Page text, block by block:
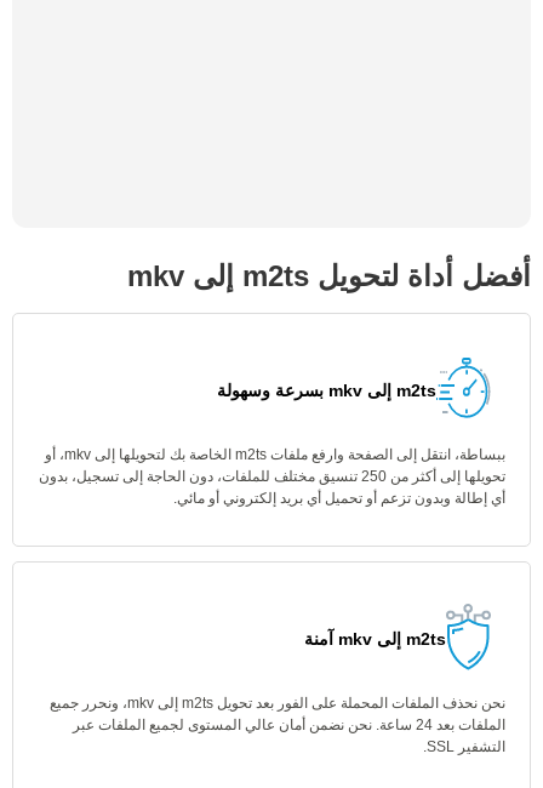
أفضل أداة لتحويل m2ts إلى mkv
m2ts إلى mkv بسرعة وسهولة
ببساطة، انتقل إلى الصفحة وارفع ملفات m2ts الخاصة بك لتحويلها إلى mkv، أو
تحويلها إلى أكثر من 250 تنسيق مختلف للملفات، دون الحاجة إلى تسجيل، بدون
أي إطالة وبدون تزعم أو تحميل أي بريد إلكتروني أو مائي.
m2ts إلى mkv آمنة
نحن نحذف الملفات المحملة على الفور بعد تحويل m2ts إلى mkv، ونحرر جميع
الملفات بعد 24 ساعة. نحن نضمن أمان عالي المستوى لجميع الملفات عبر
التشفير SSL.